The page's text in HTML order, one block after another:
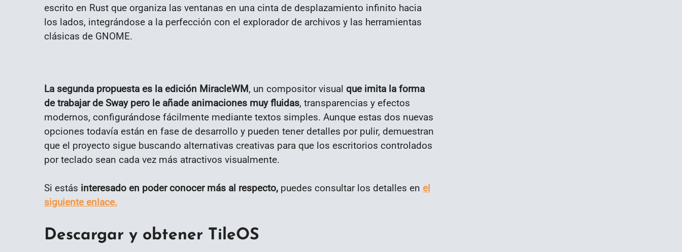
escrito en Rust que organiza las ventanas en una cinta de desplazamiento infinito hacia
los lados, integrándose a la perfección con el explorador de archivos y las herramientas
clásicas de GNOME.
La segunda propuesta es la edición MiracleWM, un compositor visual que imita la forma
de trabajar de Sway pero le añade animaciones muy fluidas, transparencias y efectos
modernos, configurándose fácilmente mediante textos simples. Aunque estas dos nuevas
opciones todavía están en fase de desarrollo y pueden tener detalles por pulir, demuestran
que el proyecto sigue buscando alternativas creativas para que los escritorios controlados
por teclado sean cada vez más atractivos visualmente.
Si estás interesado en poder conocer más al respecto, puedes consultar los detalles en el
siguiente enlace.
Descargar y obtener TileOS